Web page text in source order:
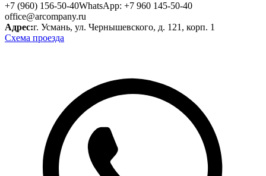
+7 (960) 156-50-40WhatsApp: +7 960 145-50-40
office@arcompany.ru
Адрес:г. Усмань, ул. Чернышевского, д. 121, корп. 1
Схема проезда